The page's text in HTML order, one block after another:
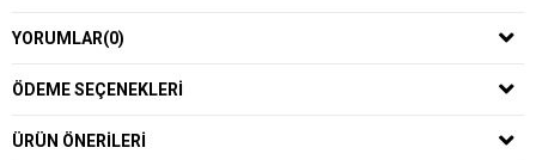
YORUMLAR(0)
ÖDEME SEÇENEKLERI
ÜRÜN ÖNERILERI